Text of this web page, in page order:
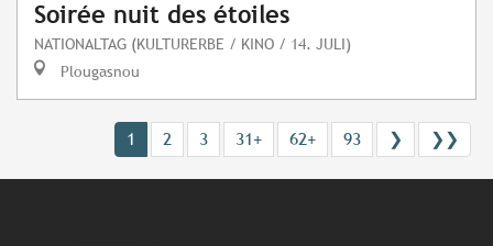
Soirée nuit des étoiles
NATIONALTAG (KULTURERBE / KINO / 14. JULI)
Plougasnou
1 2 3 31+ 62+ 93 ❯ ❯❯